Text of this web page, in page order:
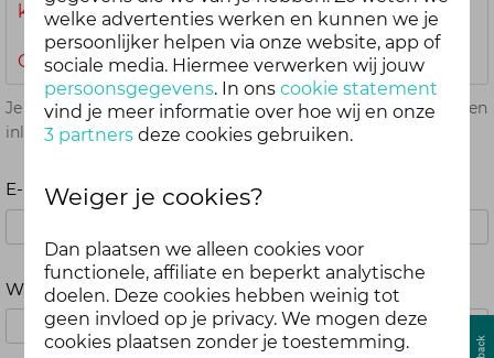
kun je mogelijk niet inloggen.
Onze excuses voor het ongemak.
Je kunt met je Samen Fitter inloggegevens op alle onderdelen
inloggen. Dus één account voor website, app en webshop.
E-mailadres
Wachtwoord
welke advertenties werken en kunnen we je
persoonlijker helpen via onze website, app of
sociale media. Hiermee verwerken wij jouw
persoonsgegevens. In onscookie statement
vind je meer informatie over hoe wij en onze
3 partners deze cookies gebruiken.
Weiger je cookies?
Dan plaatsen we alleen cookies voor
functionele, affiliate en beperkt analytische
doelen. Deze cookies hebben weinig tot
geen invloed op je privacy. We mogen deze
cookies plaatsen zonder je toestemming.